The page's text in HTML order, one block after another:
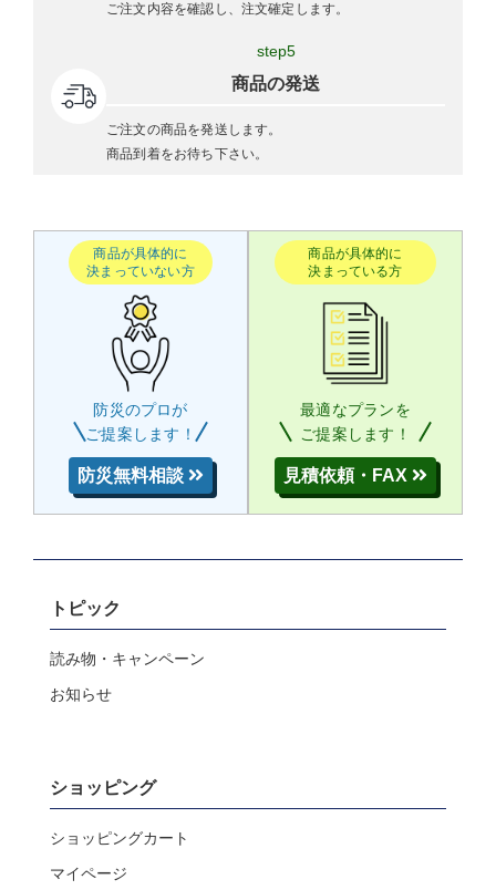
ご注文内容を確認し、注文確定します。
step5
商品の発送
ご注文の商品を発送します。
商品到着をお待ち下さい。
商品が具体的に
決まっていない方
防災のプロが
ご提案します！
防災無料相談
商品が具体的に
決まっている方
最適なプランを
ご提案します！
見積依頼・FAX
トピック
読み物・キャンペーン
お知らせ
ショッピング
ショッピングカート
マイページ